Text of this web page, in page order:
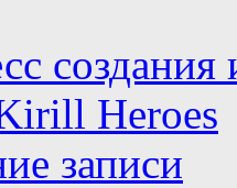
создания
Heroes
записи